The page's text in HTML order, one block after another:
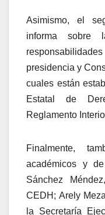
Asimismo, el
informa sobre
presidencia y
cuales están
Estatal de
Reglamento
Finalmente,
académicos y
Sánchez
CEDH; Arely
la Secretaría